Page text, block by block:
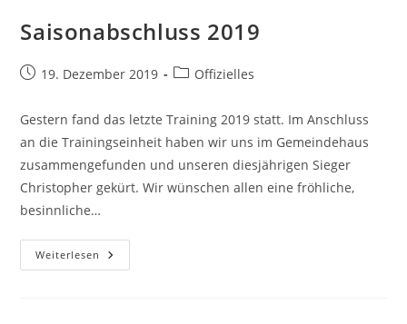
Saisonabschluss 2019
Beitrag19. Dezember 2019
Beitrags-
Offizielles
Gestern fand das letzte Training 2019 statt. Im Anschluss
an die Trainingseinheit haben wir uns im Gemeindehaus
zusammengefunden und unseren diesjährigen Sieger
Christopher gekürt. Wir wünschen allen eine fröhliche,
besinnliche…
Weiterlesen Saisonabschluss
2019